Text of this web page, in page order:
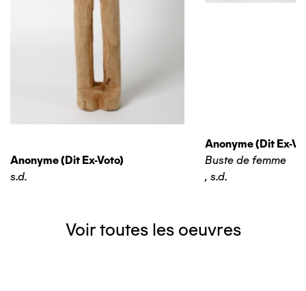
Anonyme (dit Ex-Voto)
s.d.
Anonyme (dit Ex-
Buste de femme
, s.d.
Voir toutes les oeuvres